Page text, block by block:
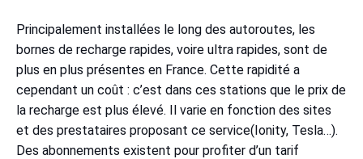
Principalement installées le long des autoroutes, les
bornes de recharge rapides, voire ultra rapides, sont de
plus en plus présentes en France. Cette rapidité a
cependant un coût : c’est dans ces stations que le prix de
la recharge est plus élevé. Il varie en fonction des sites
et des prestataires proposant ce service(Ionity, Tesla…).
Des abonnements existent pour profiter d’un tarif